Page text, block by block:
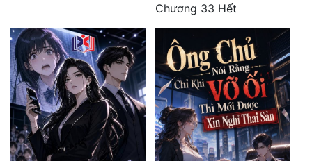
Đẹp
Đẹp Hiệp
Tính Cách Nhân Vật :
Cơ Trí
Chương 33 Hết